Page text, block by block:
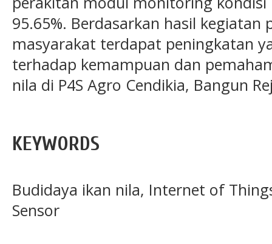
95.65%. Berdasarkan hasil kegiatan
masyarakat terdapat peningkatan
terhadap kemampuan dan
nila di P4S Agro Cendikia, Bangun
KEYWORDS
Budidaya ikan nila, Internet of
Sensor